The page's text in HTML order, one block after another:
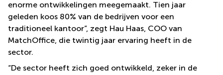
enorme ontwikkelingen meegemaakt. Tien jaar
geleden koos 80% van de bedrijven voor een
traditioneel kantoor”, zegt Hau Haas, COO van
MatchOffice, die twintig jaar ervaring heeft in de
sector.
“De sector heeft zich goed ontwikkeld, zeker in de